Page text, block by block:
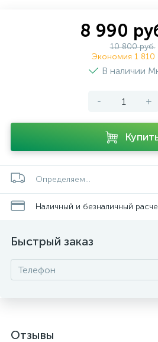
8 990
10 800 руб.
Экономия 1 810
В наличии
- +
Определяем...
Наличный и безналичный
Быстрый заказ
Отзывы